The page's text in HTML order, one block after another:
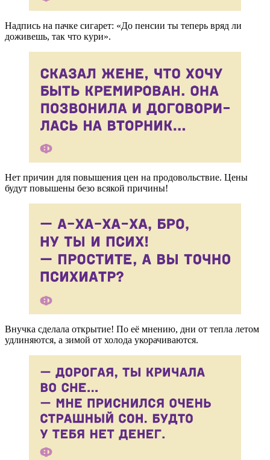
Надпись на пачке сигарет: «До пенсии ты теперь вряд ли
доживешь, так что кури».
Нет причин для повышения цен на продовольствие. Цены
будут повышены безо всякой причины!
Внучка сделала открытие! По её мнению, дни от тепла летом
удлиняются, а зимой от холода укорачиваются.